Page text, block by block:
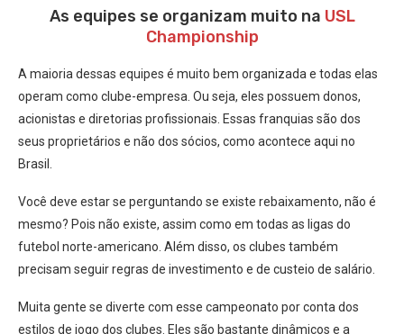
As equipes se organizam muito na USL
Championship
A maioria dessas equipes é muito bem organizada e todas elas
operam como clube-empresa. Ou seja, eles possuem donos,
acionistas e diretorias profissionais. Essas franquias são dos
seus proprietários e não dos sócios, como acontece aqui no
Brasil.
Você deve estar se perguntando se existe rebaixamento, não é
mesmo? Pois não existe, assim como em todas as ligas do
futebol norte-americano. Além disso, os clubes também
precisam seguir regras de investimento e de custeio de salário.
Muita gente se diverte com esse campeonato por conta dos
estilos de jogo dos clubes. Eles são bastante dinâmicos e a